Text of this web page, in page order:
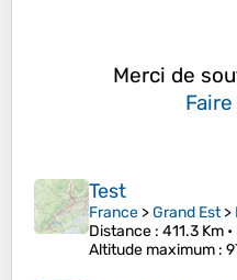
Merci de
Test
France >Grand Est>
Distance : 411.3 Km •
Altitude maximum :